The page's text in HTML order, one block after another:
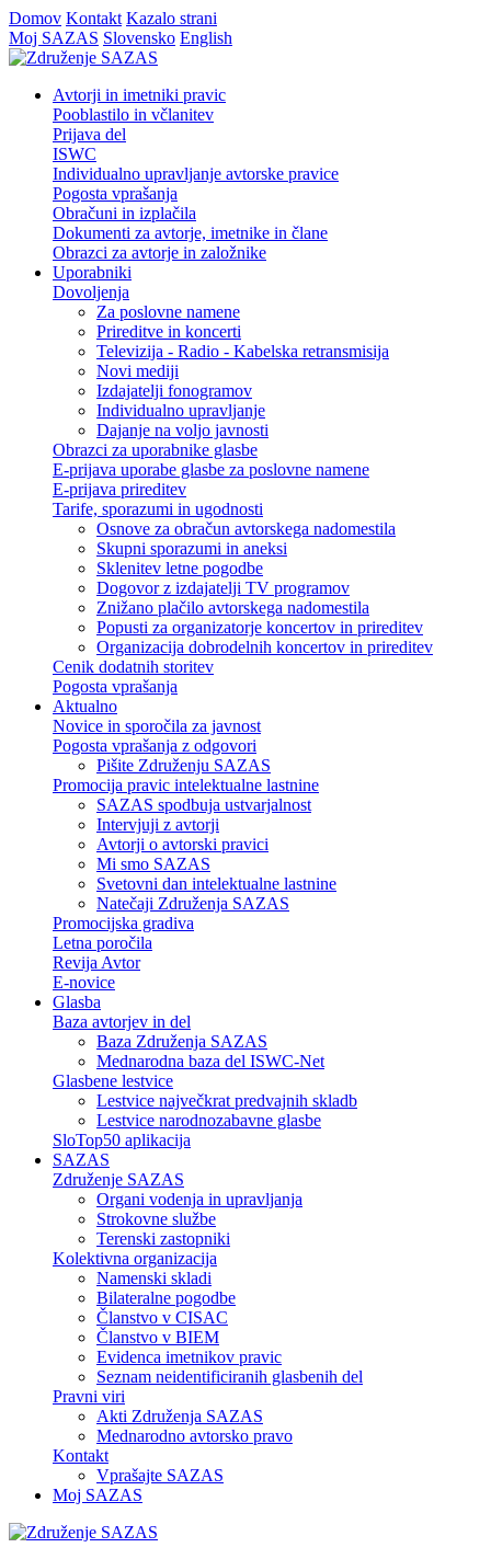
Domov Kontakt Kazalo strani
Moj SAZAS Slovensko English
Avtorji in imetniki pravic
Pooblastilo in včlanitev
Prijava del
ISWC
Individualno upravljanje avtorske pravice
Pogosta vprašanja
Obračuni in izplačila
Dokumenti za avtorje, imetnike in člane
Obrazci za avtorje in založnike
Uporabniki
Dovoljenja
Za poslovne namene
Prireditve in koncerti
Televizija - Radio - Kabelska retransmisija
Novi mediji
Izdajatelji fonogramov
Individualno upravljanje
Dajanje na voljo javnosti
Obrazci za uporabnike glasbe
E-prijava uporabe glasbe za poslovne namene
E-prijava prireditev
Tarife, sporazumi in ugodnosti
Osnove za obračun avtorskega nadomestila
Skupni sporazumi in aneksi
Sklenitev letne pogodbe
Dogovor z izdajatelji TV programov
Znižano plačilo avtorskega nadomestila
Popusti za organizatorje koncertov in prireditev
Organizacija dobrodelnih koncertov in prireditev
Cenik dodatnih storitev
Pogosta vprašanja
Aktualno
Novice in sporočila za javnost
Pogosta vprašanja z odgovori
Pišite Združenju SAZAS
Promocija pravic intelektualne lastnine
SAZAS spodbuja ustvarjalnost
Intervjuji z avtorji
Avtorji o avtorski pravici
Mi smo SAZAS
Svetovni dan intelektualne lastnine
Natečaji Združenja SAZAS
Promocijska gradiva
Letna poročila
Revija Avtor
E-novice
Glasba
Baza avtorjev in del
Baza Združenja SAZAS
Mednarodna baza del ISWC-Net
Glasbene lestvice
Lestvice največkrat predvajnih skladb
Lestvice narodnozabavne glasbe
SloTop50 aplikacija
SAZAS
Združenje SAZAS
Organi vodenja in upravljanja
Strokovne službe
Terenski zastopniki
Kolektivna organizacija
Namenski skladi
Bilateralne pogodbe
Članstvo v CISAC
Članstvo v BIEM
Evidenca imetnikov pravic
Seznam neidentificiranih glasbenih del
Pravni viri
Akti Združenja SAZAS
Mednarodno avtorsko pravo
Kontakt
Vprašajte SAZAS
Moj SAZAS